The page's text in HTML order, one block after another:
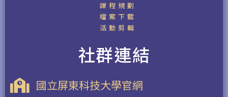
課程規劃
檔案下載
活動剪輯
社群連結
國立屏東科技大學官網